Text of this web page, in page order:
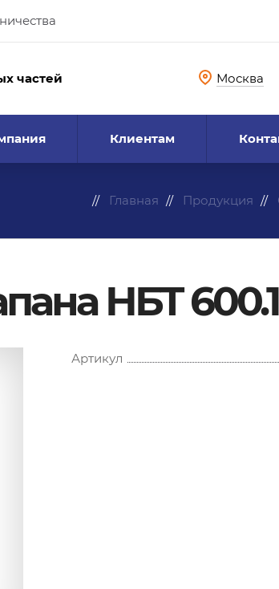
частей Москва
Клиентам
Главная Продукция
НБТ
Артикул